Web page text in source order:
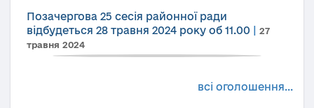
Позачергова 25 сесія районної ради
відбудеться 28 травня 2024 року об 11.00
27
травня 2024
всі оголошення...